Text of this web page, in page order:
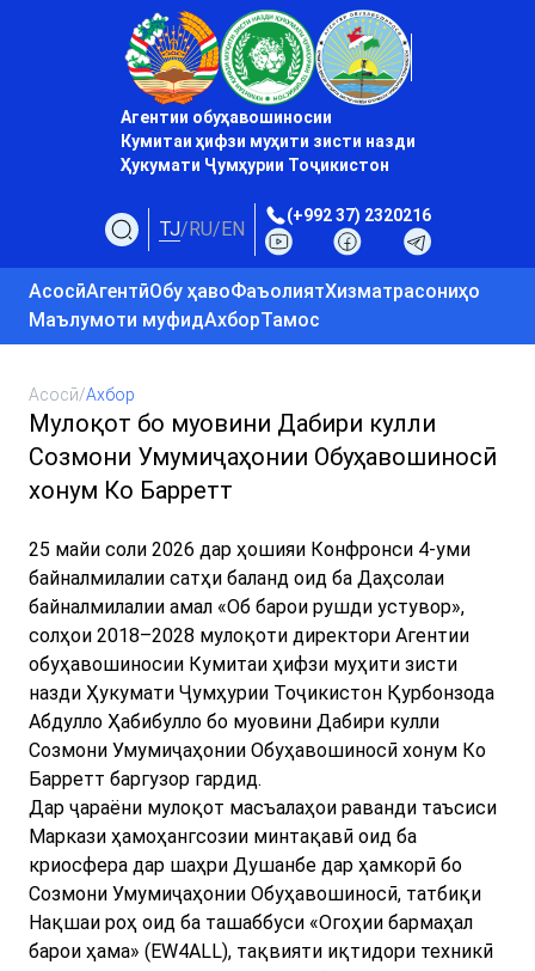
Агентии обуҳавошиносии
Кумитаи ҳифзи муҳити зисти назди
Ҳукумати Ҷумҳурии Тоҷикистон
TJ/RU/EN
(+992 37) 2320216
АсосӣАгентӣОбу ҳавоФаъолиятХизматрасониҳо
Маълумоти муфидАхборТамос
Асосӣ/Ахбор
Мулоқот бо муовини Дабири кулли
Созмони Умумиҷаҳонии Обуҳавошиносӣ
хонум Ко Барретт
25 майи соли 2026 дар ҳошияи Конфронси 4-уми
байналмилалии сатҳи баланд оид ба Даҳсолаи
байналмилалии амал «Об барои рушди устувор»,
солҳои 2018–2028 мулоқоти директори Агентии
обуҳавошиносии Кумитаи ҳифзи муҳити зисти
назди Ҳукумати Ҷумҳурии Тоҷикистон Қурбонзода
Абдулло Ҳабибулло бо муовини Дабири кулли
Созмони Умумиҷаҳонии Обуҳавошиносӣ хонум Ко
Барретт баргузор гардид.
Дар ҷараёни мулоқот масъалаҳои раванди таъсиси
Маркази ҳамоҳангсозии минтақавӣ оид ба
криосфера дар шаҳри Душанбе дар ҳамкорӣ бо
Созмони Умумиҷаҳонии Обуҳавошиносӣ, татбиқи
Нақшаи роҳ оид ба ташаббуси «Огоҳии бармаҳал
барои ҳама» (EW4ALL), тақвияти иқтидори техникӣ